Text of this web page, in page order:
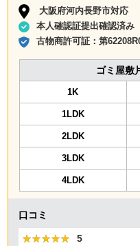
大阪府河内長野市対応
本人確認証提出確認済み
古物商許可証：第
ゴミ屋敷
1K
1LDK
2LDK
3LDK
4LDK
口コミ
★★★★★
★★★★★ 5